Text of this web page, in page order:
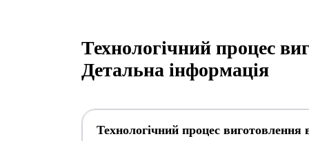
Технологічний процес
Детальна інформація
Технологічний процес виготовлення